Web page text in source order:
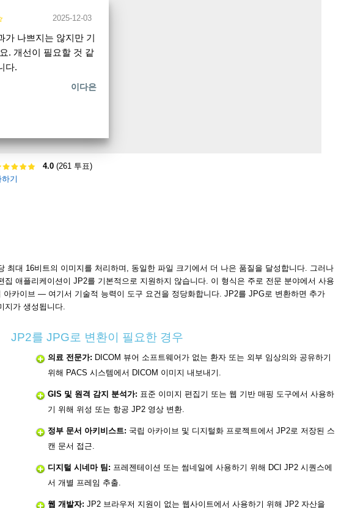
2025-12-03
가 나쁘지는 않지만 기
. 개선이 필요할 것 같
다.
이다은
4.0(261 투표)
기
대 16비트의 이미지를 처리하며, 동일한 파일 크기에서 더 나은 품질을 달성합니다. 그러나
애플리케이션이 JP2를 기본적으로 지원하지 않습니다. 이 형식은 주로 전문 분야에서 사용
카이브 — 여기서 기술적 능력이 도구 요건을 정당화합니다. JP2를 JPG로 변환하면 추가
지가 생성됩니다.
JP2를 JPG로 변환이 필요한 경우
의료 전문가: DICOM 뷰어 소프트웨어가 없는 환자 또는 외부 임상의와 공유하기
위해 PACS 시스템에서 DICOM 이미지 내보내기.
GIS 및 원격 감지 분석가: 표준 이미지 편집기 또는 웹 기반 매핑 도구에서 사용하
기 위해 위성 또는 항공 JP2 영상 변환.
정부 문서 아키비스트: 국립 아카이브 및 디지털화 프로젝트에서 JP2로 저장된 스
캔 문서 접근.
디지털 시네마 팀: 프레젠테이션 또는 썸네일에 사용하기 위해 DCI JP2 시퀀스에
서 개별 프레임 추출.
웹 개발자: JP2 브라우저 지원이 없는 웹사이트에서 사용하기 위해 JP2 자산을